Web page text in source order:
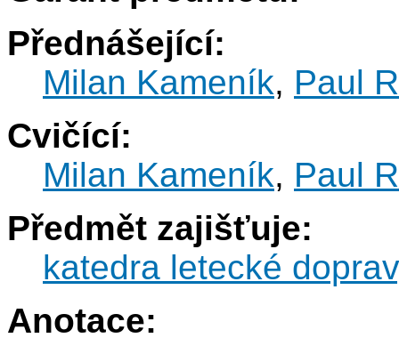
Přednášející:
Milan Kameník, Paul
Cvičící:
Milan Kameník, Paul
Předmět zajišťuje:
katedra letecké
Anotace: